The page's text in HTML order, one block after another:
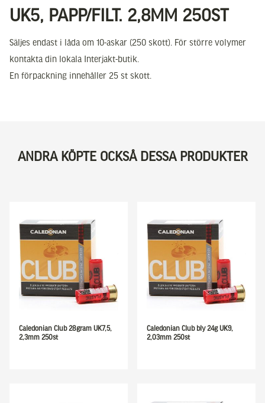
UK5, PAPP/FILT. 2,8MM 250ST
Säljes endast i låda om 10-askar (250 skott). För större volymer
kontakta din lokala Interjakt-butik.
En förpackning innehåller 25 st skott.
ANDRA KÖPTE OCKSÅ DESSA PRODUKTER
Caledonian Club 28gram UK7,5,
2,3mm 250st
Caledonian Club bly 24g UK9,
2,03mm 250st